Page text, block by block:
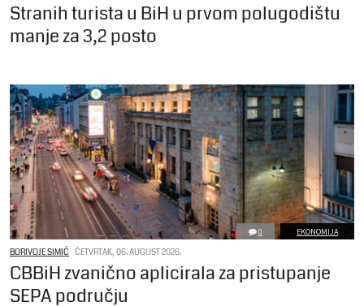
Stranih turista u BiH u prvom polugodištu
manje za 3,2 posto
0 EKONOMIJA
BORIVOJE SIMIĆ ČETVRTAK, 06. AUGUST 2026.
CBBiH zvanično aplicirala za pristupanje
SEPA području